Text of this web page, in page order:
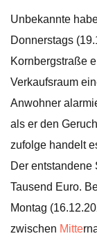
Unbekannte
Donnerstags
Kornbergstraße
Verkaufsraum
Anwohner
als er den
zufolge handelt
Der entstandene
Tausend Euro.
Montag
zwischen Mitte